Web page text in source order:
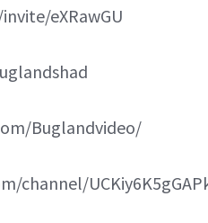
eXRawGU
Buglandvideo/
channel/